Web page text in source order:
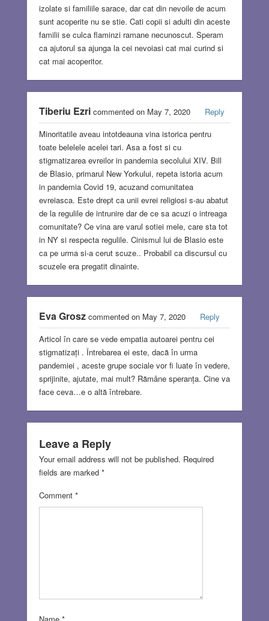
izolate si familiile sarace, dar cat din nevoile de acum
sunt acoperite nu se stie. Cati copii si adulti din aceste
familii se culca flaminzi ramane necunoscut. Speram
ca ajutorul sa ajunga la cei nevoiasi cat mai curind si
cat mai acoperitor.
Tiberiu Ezricommented on May 7, 2020
Reply
Minoritatile aveau intotdeauna vina istorica pentru
toate belelele acelei tari. Asa a fost si cu
stigmatizarea evreilor in pandemia secolului XIV. Bill
de Blasio, primarul New Yorkului, repeta istoria acum
in pandemia Covid 19, acuzand comunitatea
evreiasca. Este drept ca unii evrei religiosi s-au abatut
de la regulile de intrunire dar de ce sa acuzi o intreaga
comunitate? Ce vina are varul sotiei mele, care sta tot
in NY si respecta regulile. Cinismul lui de Blasio este
ca pe urma si-a cerut scuze.. Probabil ca discursul cu
scuzele era pregatit dinainte.
Eva Groszcommented on May 7, 2020
Reply
Articol în care se vede empatia autoarei pentru cei
stigmatizați . Întrebarea ei este, dacă în urma
pandemiei , aceste grupe sociale vor fi luate în vedere,
sprijinite, ajutate, mai mult? Rămâne speranța. Cine va
face ceva…e o altă întrebare.
Leave a Reply
Your email address will not be published. Required
fields are marked *
Comment *